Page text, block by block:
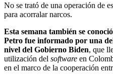
No se trató de una operación de
para acorralar narcos.
Esta semana también se
Petro fue informado por una
nivel del Gobierno Biden, que
utilización del software en
en el marco de la cooperación